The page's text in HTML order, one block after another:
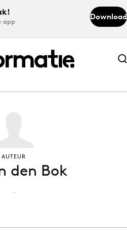
app
Download
Abonneer nu
Abonneer nu
de app
via de Adformatie
AUTEUR
den Bok
-